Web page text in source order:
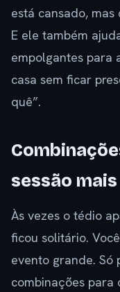
está cansado,
E ele também
empolgantes para
casa sem ficar
quê”.
sessão
Às vezes o tédio
ficou solitário.
evento grande. Só
combinações para